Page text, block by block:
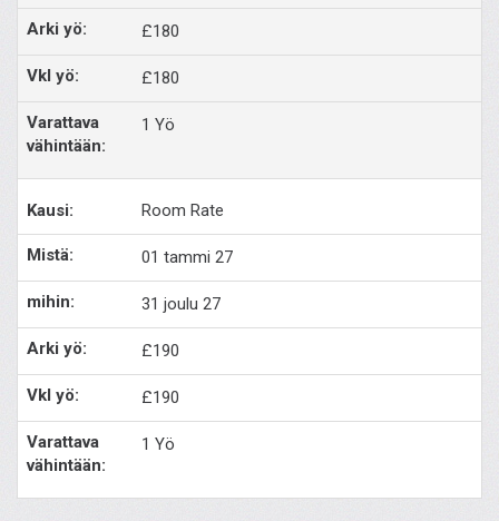
£180
£180
1 Yö
Room Rate
01 tammi 27
31 joulu 27
£190
£190
1 Yö